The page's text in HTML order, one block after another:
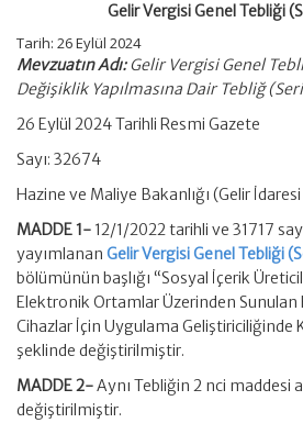
Gelir Vergisi Genel Tebliği
Tarih: 26 Eylül 2024
Mevzuatın Adı:Gelir Vergisi Genel
Değişiklik Yapılmasına Dair Tebliğ
26 Eylül 2024 Tarihli Resmi Gazete
Sayı: 32674
Hazine ve Maliye Bakanlığı (Gelir
MADDE 1- 12/1/2022 tarihli ve 31717
yayımlanan Gelir Vergisi Genel Tebliği
bölümünün başlığı “Sosyal İçerik
Elektronik Ortamlar Üzerinden Sunulan
Cihazlar İçin Uygulama Geliştiriciliğinde
şeklinde değiştirilmiştir.
MADDE 2-Aynı Tebliğin 2 nci maddesi
değiştirilmiştir.